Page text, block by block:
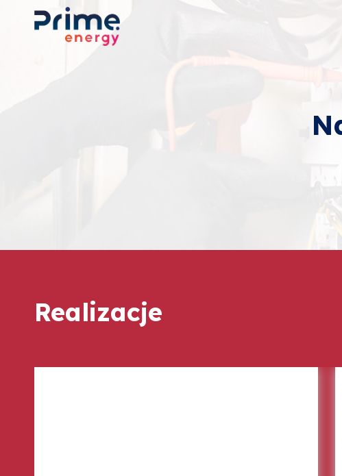
Realizacje